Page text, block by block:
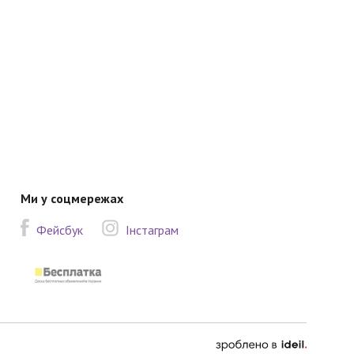
Ми у соцмережах
Фейсбук
Інстаграм
зроблено